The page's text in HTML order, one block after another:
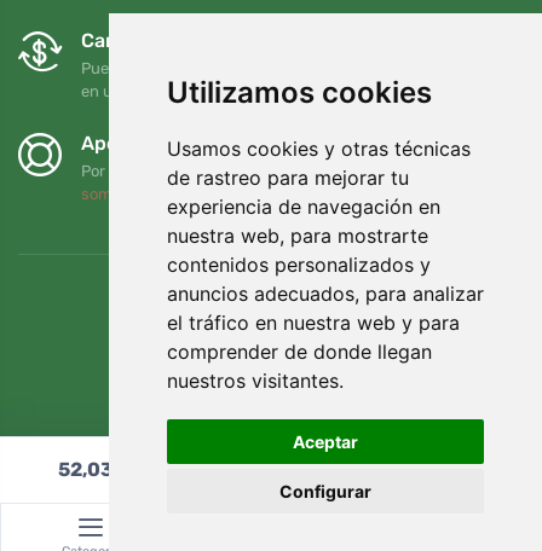
Utilizamos cookies
Usamos cookies y otras técnicas
de rastreo para mejorar tu
experiencia de navegación en
nuestra web, para mostrarte
contenidos personalizados y
anuncios adecuados, para analizar
el tráfico en nuestra web y para
comprender de donde llegan
nuestros visitantes.
Aceptar
Configurar
Cambios y devoluciones gratuitos
Puede devolver o cambiar su pedido en cualquier momento
en un plazo de 90 días
Apoyamos a Trees.org
Por cada pedido plantamos un árbol. Leer más
somos
52,03 Añadir al carrito